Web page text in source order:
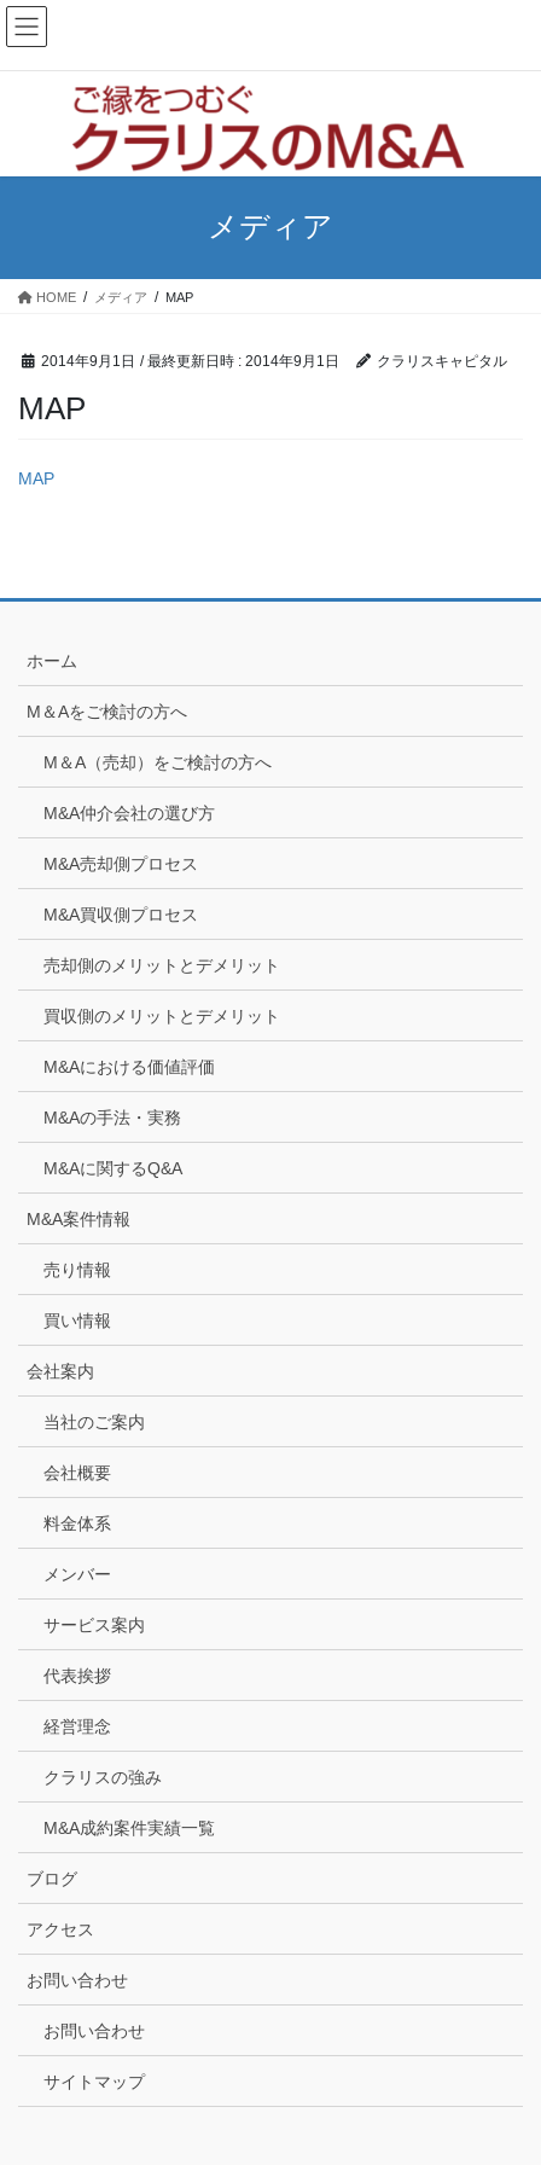
コ
ン
ナ
ビ
メディア
HOME メディア MAP
2014年9月1日 / 最終更新日時 : 2014年9月1日 クラリスキャピタル
MAP
MAP
ホーム
M＆Aをご検討の方へ
M＆A（売却）をご検討の方へ
M&A仲介会社の選び方
M&A売却側プロセス
M&A買収側プロセス
売却側のメリットとデメリット
買収側のメリットとデメリット
M&Aにおける価値評価
M&Aの手法・実務
M&Aに関するQ&A
M&A案件情報
売り情報
買い情報
会社案内
当社のご案内
会社概要
料金体系
メンバー
サービス案内
代表挨拶
経営理念
クラリスの強み
M&A成約案件実績一覧
ブログ
アクセス
お問い合わせ
お問い合わせ
サイトマップ